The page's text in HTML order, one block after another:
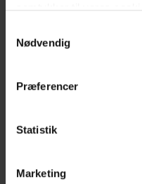
samtykker til vores
Nødvendig
Præferencer
Statistik
Marketing
#3 2022